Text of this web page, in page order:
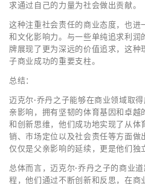
求通过自己的力量为社会做出贡献。
这种注重社会责任的商业态度，也进
和文化影响力。与一些单纯追求利润
牌展现了更为深远的价值追求，这种
子商业成功的重要支柱。
总结：
迈克尔·乔丹之子能够在商业领域取
亲影响，拥有坚韧的体育基因和卓
和创新思维，他们成功地实现了从体
销、市场定位以及社会责任等方面做
仅仅是父亲影响的延续，更是他们独
总体而言，迈克尔·乔丹之子的商业
程，他们通过不断创新和反思，在商